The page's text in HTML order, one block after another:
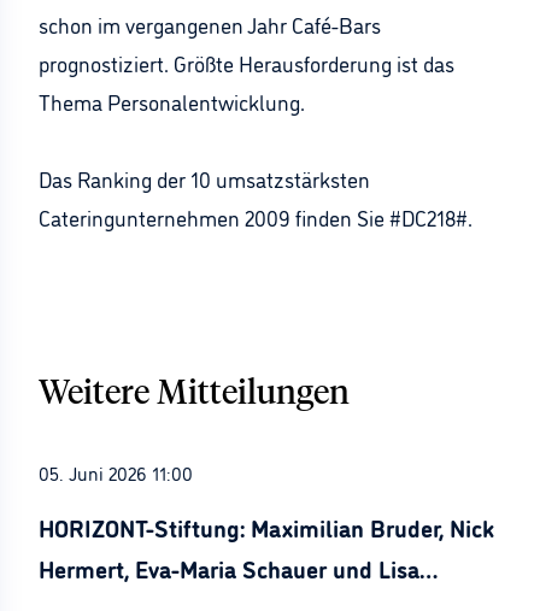
schon im vergangenen Jahr Café-Bars
prognostiziert. Größte Herausforderung ist das
Thema Personalentwicklung.
Das Ranking der 10 umsatzstärksten
Cateringunternehmen 2009 finden Sie #DC218#.
Weitere Mitteilungen
05. Juni 2026 11:00
HORIZONT-Stiftung: Maximilian Bruder, Nick
Hermert, Eva-Maria Schauer und Lisa